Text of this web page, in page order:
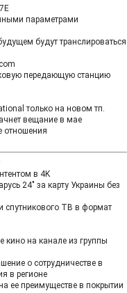
параметрами
будут транслироваться
передающую станцию
только на новом тп.
вещание в мае
отношения
в 4K
24" за карту Украины без
спутникового ТВ в формат
кино на канале из группы
о сотрудничестве в
в регионе
ее преимуществе в покрытии